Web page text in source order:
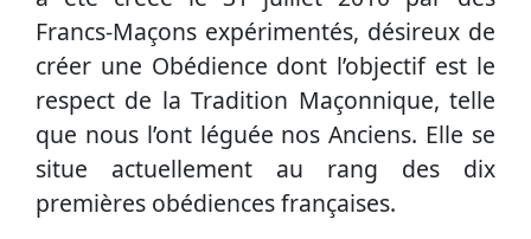
Francs-Maçons expérimentés, désireux de
créer une Obédience dont l’objectif est le
respect de la Tradition Maçonnique, telle
que nous l’ont léguée nos Anciens. Elle se
situe actuellement au rang des dix
premières obédiences françaises.